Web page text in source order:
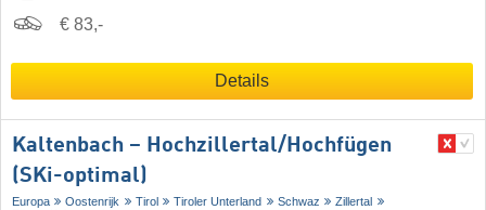
€ 83,-
Details
Kaltenbach – Hochzillertal/​Hochfügen
(SKi-optimal)
Europa Oostenrijk Tirol Tiroler Unterland Schwaz
Zillertal